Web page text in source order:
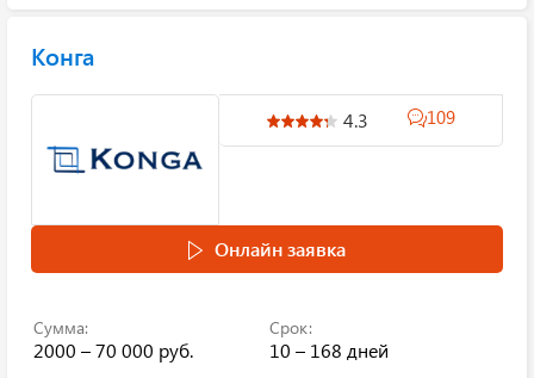
Конга
4.3 109
Онлайн заявка
Сумма:
2000 – 70 000 руб.
Срок:
10 – 168 дней